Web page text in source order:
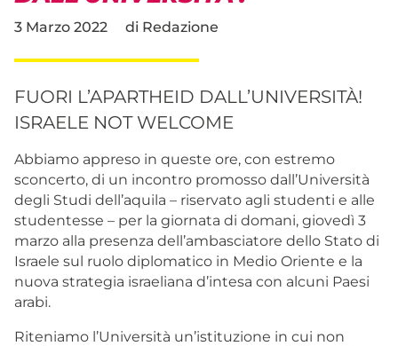
3 Marzo 2022 di Redazione
FUORI L’APARTHEID DALL’UNIVERSITÀ!
ISRAELE NOT WELCOME
Abbiamo appreso in queste ore, con estremo
sconcerto, di un incontro promosso dall’Università
degli Studi dell’aquila – riservato agli studenti e alle
studentesse – per la giornata di domani, giovedì 3
marzo alla presenza dell’ambasciatore dello Stato di
Israele sul ruolo diplomatico in Medio Oriente e la
nuova strategia israeliana d’intesa con alcuni Paesi
arabi.
Riteniamo l’Università un’istituzione in cui non